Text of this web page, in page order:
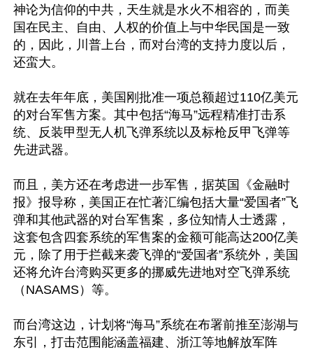
神论为信仰的中共，天生就是水火不相容的，而美
国在民主、自由、人权的价值上与中华民国是一致
的，因此，川普上台，而对台湾的支持力度以后，
还蛮大。
就在去年年底，美国刚批准一项总额超过110亿美元
的对台军售方案。其中包括“海马”远程精准打击系
统、反装甲型无人机飞弹系统以及标枪反甲飞弹等
先进武器。
而且，美方还在考虑进一步军售，据英国《金融时
报》报导称，美国正在忙著汇编包括大量“爱国者”飞
弹和其他武器的对台军售案，多位知情人士透露，
这套包含四套系统的军售案的金额可能高达200亿美
元，除了用于拦截来袭飞弹的“爱国者”系统外，美国
还将允许台湾购买更多的挪威先进地对空飞弹系统
（NASAMS）等。
而台湾这边，计划将“海马”系统在布署前推至澎湖与
东引，打击范围能涵盖福建、浙江等地解放军阵